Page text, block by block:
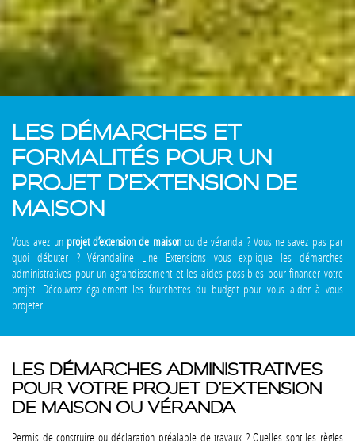
LES DÉMARCHES ET
FORMALITÉS POUR UN
PROJET D’EXTENSION DE
MAISON
Vous avez un projet d’extension de maisonou de véranda ? Vous ne savez pas par
quoi débuter ? Vérandaline Line Extensions vous explique les démarches
administratives pour un agrandissement et les aides possibles pour financer votre
projet. Découvrez également les fourchettes du budget pour vous aider à vous
projeter.
LES DÉMARCHES ADMINISTRATIVES
POUR VOTRE PROJET D’EXTENSION
DE MAISON OU VÉRANDA
Permis de construire ou déclaration préalable de travaux ? Quelles sont les règles